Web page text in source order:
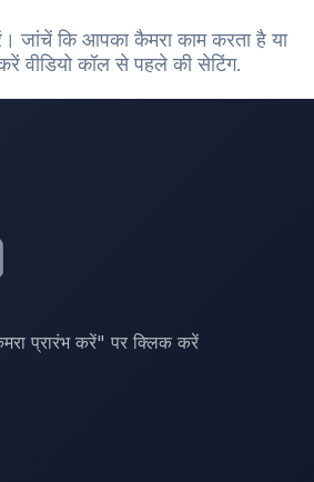
जांचें कि आपका कैमरा काम करता है या
वीडियो कॉल से पहले की सेटिंग.
प्रारंभ करें" पर क्लिक करें